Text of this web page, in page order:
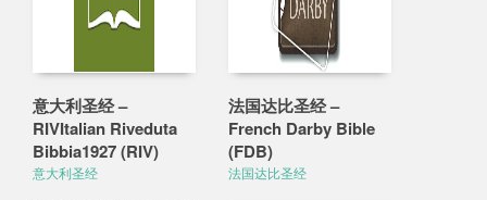
意大利圣经 –
RIVItalian Riveduta
Bibbia1927 (RIV)
意大利圣经
法国达比圣经 –
French Darby Bible
(FDB)
法国达比圣经